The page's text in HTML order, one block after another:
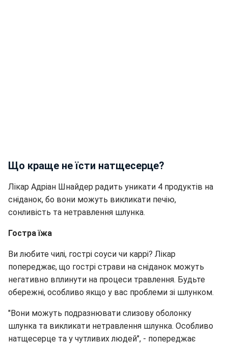
Що краще не їсти натщесерце?
Лікар Адріан Шнайдер радить уникати 4 продуктів на
сніданок, бо вони можуть викликати печію,
сонливість та нетравлення шлунка.
Гостра їжа
Ви любите чилі, гострі соуси чи каррі? Лікар
попереджає, що гострі страви на сніданок можуть
негативно вплинути на процеси травлення. Будьте
обережні, особливо якщо у вас проблеми зі шлунком.
"Вони можуть подразнювати слизову оболонку
шлунка та викликати нетравлення шлунка. Особливо
натщесерце та у чутливих людей", - попереджає